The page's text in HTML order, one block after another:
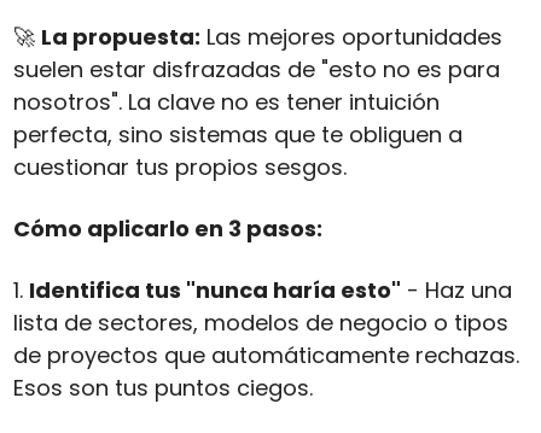
🚀 La propuesta: Las mejores oportunidades
suelen estar disfrazadas de "esto no es para
nosotros". La clave no es tener intuición
perfecta, sino sistemas que te obliguen a
cuestionar tus propios sesgos.
Cómo aplicarlo en 3 pasos:
1. Identifica tus "nunca haría esto" - Haz una
lista de sectores, modelos de negocio o tipos
de proyectos que automáticamente rechazas.
Esos son tus puntos ciegos.